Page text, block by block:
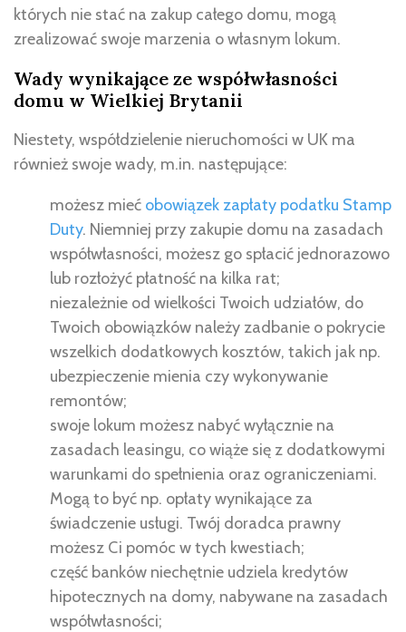
których nie stać na zakup całego domu, mogą
zrealizować swoje marzenia o własnym lokum.
Wady wynikające ze współwłasności
domu w Wielkiej Brytanii
Niestety, współdzielenie nieruchomości w UK ma
również swoje wady, m.in. następujące:
możesz mieć obowiązek zapłaty podatku Stamp
Duty. Niemniej przy zakupie domu na zasadach
współwłasności, możesz go spłacić jednorazowo
lub rozłożyć płatność na kilka rat;
niezależnie od wielkości Twoich udziałów, do
Twoich obowiązków należy zadbanie o pokrycie
wszelkich dodatkowych kosztów, takich jak np.
ubezpieczenie mienia czy wykonywanie
remontów;
swoje lokum możesz nabyć wyłącznie na
zasadach leasingu, co wiąże się z dodatkowymi
warunkami do spełnienia oraz ograniczeniami.
Mogą to być np. opłaty wynikające za
świadczenie usługi. Twój doradca prawny
możesz Ci pomóc w tych kwestiach;
część banków niechętnie udziela kredytów
hipotecznych na domy, nabywane na zasadach
współwłasności;